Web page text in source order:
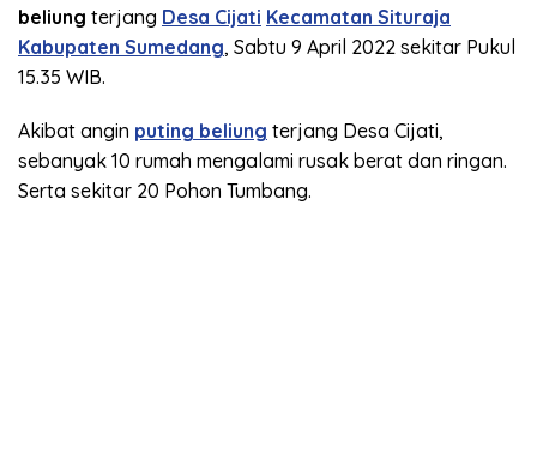
beliung terjang Desa Cijati Kecamatan Situraja
Kabupaten Sumedang, Sabtu 9 April 2022 sekitar Pukul
15.35 WIB.
Akibat angin puting beliung terjang Desa Cijati,
sebanyak 10 rumah mengalami rusak berat dan ringan.
Serta sekitar 20 Pohon Tumbang.